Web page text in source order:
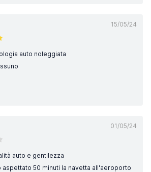
15/05/24
auto noleggiata
01/05/24
auto e gentilezza
aspettato 50 minuti la navetta all'aeroporto